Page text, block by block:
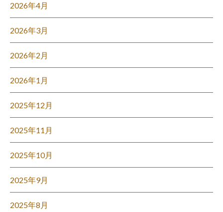
2026年4月
2026年3月
2026年2月
2026年1月
2025年12月
2025年11月
2025年10月
2025年9月
2025年8月